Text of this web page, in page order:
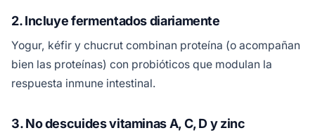
2. Incluye fermentados diariamente
Yogur, kéfir y chucrut combinan proteína (o acompañan
bien las proteínas) con probióticos que modulan la
respuesta inmune intestinal.
3. No descuides vitaminas A, C, D y zinc